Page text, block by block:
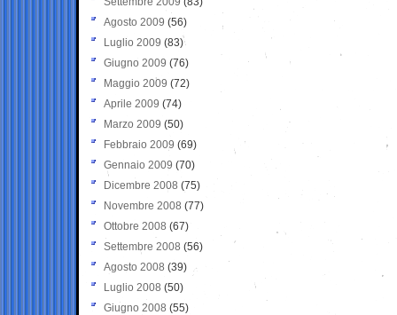
Agosto 2009 (56)
Luglio 2009 (83)
Giugno 2009 (76)
Maggio 2009 (72)
Aprile 2009 (74)
Marzo 2009 (50)
Febbraio 2009 (69)
Gennaio 2009 (70)
Dicembre 2008 (75)
Novembre 2008 (77)
Ottobre 2008 (67)
Settembre 2008 (56)
Agosto 2008 (39)
Luglio 2008 (50)
Giugno 2008 (55)